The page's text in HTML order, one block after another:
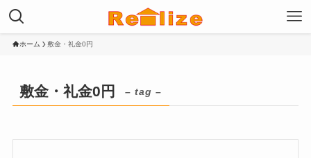
ホーム 敷金・礼金0円
敷金・礼金0円 – tag –